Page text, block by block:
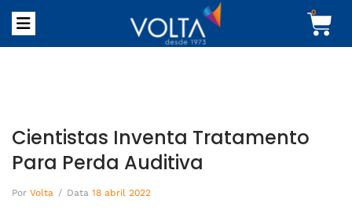
0
Cientistas Inventa Tratamento
Para Perda Auditiva
Por Volta / Data 18 abril 2022